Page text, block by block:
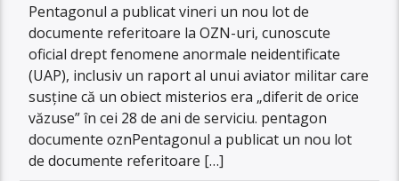
Pentagonul a publicat vineri un nou lot de
documente referitoare la OZN-uri, cunoscute
oficial drept fenomene anormale neidentificate
(UAP), inclusiv un raport al unui aviator militar care
susține că un obiect misterios era „diferit de orice
văzuse” în cei 28 de ani de serviciu. pentagon
documente oznPentagonul a publicat un nou lot
de documente referitoare […]